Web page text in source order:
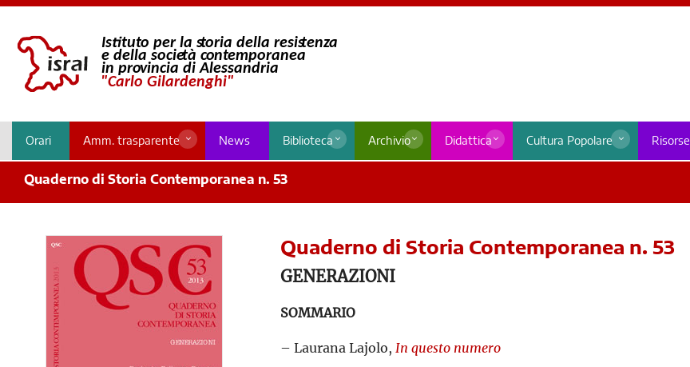
Orari Amm. trasparente News Biblioteca Archivio Didattica Cultura Popolare Risorse
Quaderno di Storia Contemporanea n. 53
Quaderno di Storia Contemporanea n. 53
GENERAZIONI
SOMMARIO
– Laurana Lajolo, In questo numero